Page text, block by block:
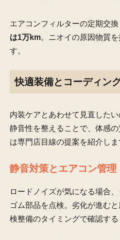
エアコンフィルターの定期交
は1万km。ニオイの原因物質
す。
快適装備とコーディン
内装ケアとあわせて見直した
静音性を整えることで、体感
は専門店目線の提案を紹介しま
静音対策とエアコン管理
ロードノイズが気になる場合
ゴム部品を点検。劣化が進む
検整備のタイミングで確認する